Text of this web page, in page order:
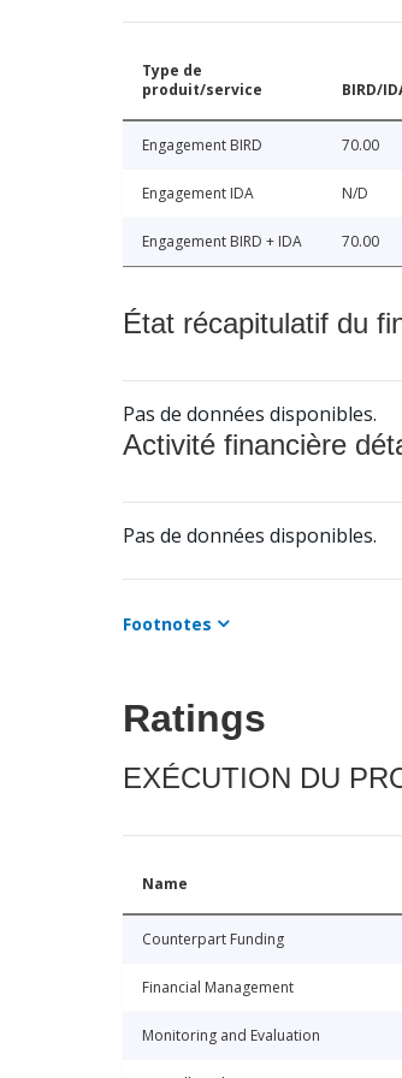
Type de
produit/service
BIRD/
Engagement BIRD 70.00
Engagement IDA N/D
Engagement BIRD + IDA 70.00
État récapitulatif du
Pas de données disponibles.
Activité financière
Pas de données disponibles.
Footnotes
Ratings
EXÉCUTION DU
Name
Counterpart Funding
Financial Management
Monitoring and Evaluation